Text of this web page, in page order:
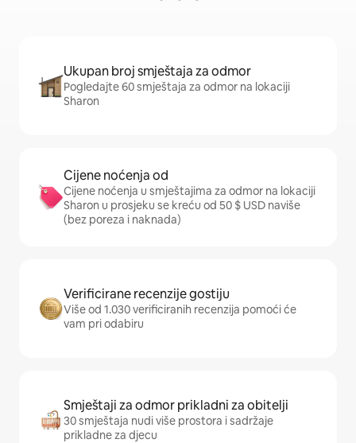
Ukupan broj smještaja za odmor
Pogledajte 60 smještaja za odmor na lokaciji
Sharon
Cijene noćenja od
Cijene noćenja u smještajima za odmor na lokaciji
Sharon u prosjeku se kreću od 50 $ USD naviše
(bez poreza i naknada)
Verificirane recenzije gostiju
Više od 1.030 verificiranih recenzija pomoći će
vam pri odabiru
Smještaji za odmor prikladni za obitelji
30 smještaja nudi više prostora i sadržaje
prikladne za djecu